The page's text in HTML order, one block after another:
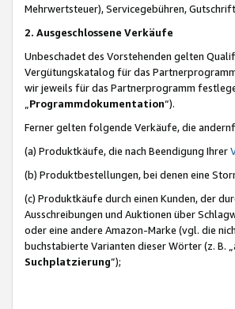
Mehrwertsteuer), Servicegebühren,
2. Ausgeschlossene Verkäufe
Unbeschadet des Vorstehenden gelten
Vergütungskatalog für das
wir jeweils für das Partnerprogramm
Programmdokumentation“).
Ferner gelten folgende Verkäufe, die
(a) Produktkäufe, die nach Beendigung Ihrer
(b) Produktbestellungen, bei denen eine
(c) Produktkäufe durch einen Kunden, der
Ausschreibungen und Auktionen über
oder eine andere Amazon-Marke (vgl. die
buchstabierte Varianten dieser Wörter (z. B.
Suchplatzierung”);